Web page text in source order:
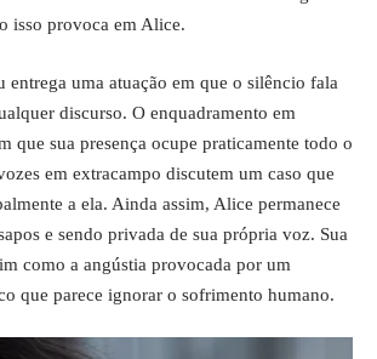
isso provoca em Alice.
uma atuação em que o silêncio fala
discurso. O enquadramento em
que sua presença ocupe praticamente todo o
em extracampo discutem um caso que
a ela. Ainda assim, Alice permanece
e sendo privada de sua própria voz. Sua
como a angústia provocada por um
que parece ignorar o sofrimento humano.